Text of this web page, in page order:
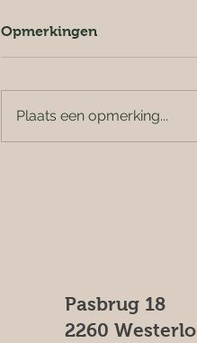
Opmerkingen
Plaats een opmerking...
Pasbrug 18
2260 Westerlo